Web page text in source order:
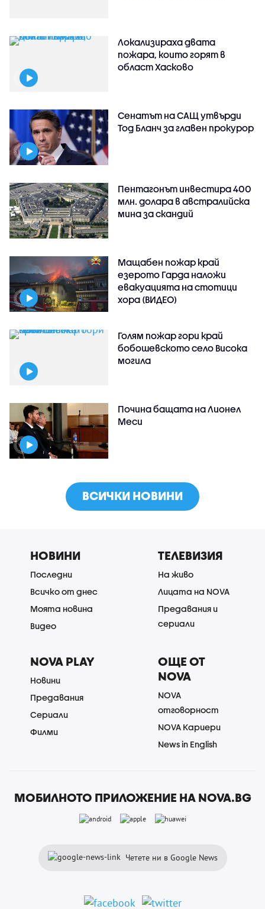
Локализираха двата
пожара, които горят в
област Хасково
Сенатът на САЩ утвърди
Тод Бланч за главен прокурор
Пентагонът инвестира 400
млн. долара в австралийска
мина за скандий
Мащабен пожар край
езерото Гарда наложи
евакуацията на стотици
хора (ВИДЕО)
Голям пожар гори край
бобошевското село Висока
могила
Почина бащата на Лионел
Меси
ВСИЧКИ НОВИНИ
НОВИНИ
Последни
Всичко от днес
Моята новина
Видео
ТЕЛЕВИЗИЯ
На живо
Лицата на NOVA
Предавания и
сериали
NOVA PLAY
Новини
Предавания
Сериали
Филми
ОЩЕ ОТ
NOVA
NOVA
отговорност
NOVA Кариери
News in English
МОБИЛНОТО ПРИЛОЖЕНИЕ НА NOVA.BG
Четете ни в Google News